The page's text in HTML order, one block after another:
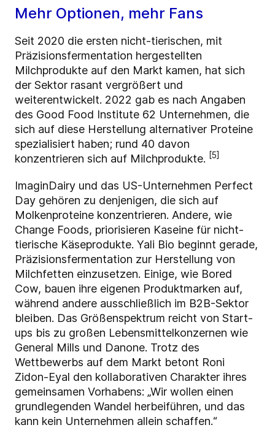
Mehr Optionen, mehr Fans
Seit 2020 die ersten nicht-tierischen, mit
Präzisionsfermentation hergestellten
Milchprodukte auf den Markt kamen, hat sich
der Sektor rasant vergrößert und
weiterentwickelt. 2022 gab es nach Angaben
des Good Food Institute 62 Unternehmen, die
sich auf diese Herstellung alternativer Proteine
spezialisiert haben; rund 40 davon
konzentrieren sich auf Milchprodukte. [5]
ImaginDairy und das US-Unternehmen Perfect
Day gehören zu denjenigen, die sich auf
Molkenproteine konzentrieren. Andere, wie
Change Foods, priorisieren Kaseine für nicht-
tierische Käseprodukte. Yali Bio beginnt gerade,
Präzisionsfermentation zur Herstellung von
Milchfetten einzusetzen. Einige, wie Bored
Cow, bauen ihre eigenen Produktmarken auf,
während andere ausschließlich im B2B-Sektor
bleiben. Das Größenspektrum reicht von Start-
ups bis zu großen Lebensmittelkonzernen wie
General Mills und Danone. Trotz des
Wettbewerbs auf dem Markt betont Roni
Zidon-Eyal den kollaborativen Charakter ihres
gemeinsamen Vorhabens: „Wir wollen einen
grundlegenden Wandel herbeiführen, und das
kann kein Unternehmen allein schaffen.“